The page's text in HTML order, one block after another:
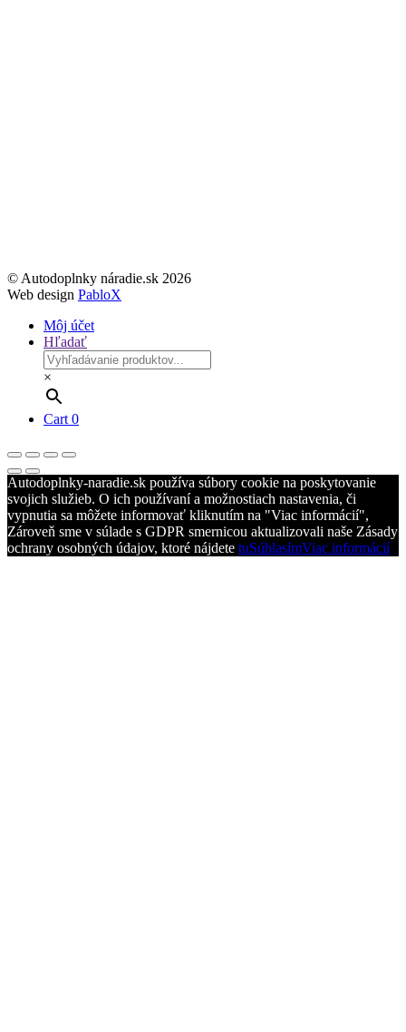
© Autodoplnky náradie.sk 2026
Web design PabloX
Môj účet
Hľadať
×
Cart 0
Autodoplnky-naradie.sk používa súbory cookie na poskytovanie
svojich služieb. O ich používaní a možnostiach nastavenia, či
vypnutia sa môžete informovať kliknutím na "Viac informácií",
Zároveň sme v súlade s GDPR smernicou aktualizovali naše Zásady
ochrany osobných údajov, ktoré nájdete tuSúhlasímViac informácií